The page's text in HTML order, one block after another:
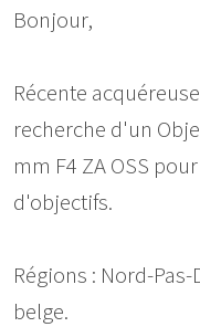
Bonjour,
Récente
recherche d'un
mm F4 ZA OSS
d'objectifs.
Régions : Nord-
belge.